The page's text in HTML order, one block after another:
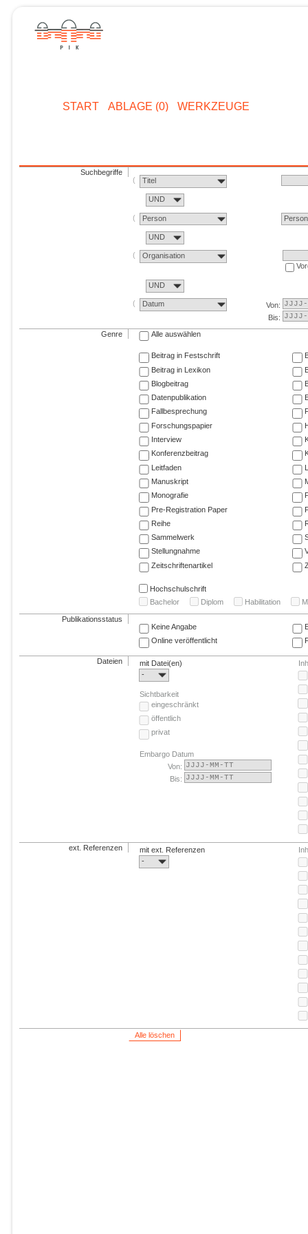
START ABLAGE (0) WERKZEUGE
Suchbegriffe
Titel
UND
Person Person
UND
Organisation
UND
Datum
Von:
Bis:
Genre Alle auswählen
Beitrag in Festschrift
Beitrag in Lexikon
Blogbeitrag
Datenpublikation
Fallbesprechung
Forschungspapier
Interview
Konferenzbeitrag
Leitfaden
Manuskript
Monografie
Pre-Registration Paper
Reihe
Sammelwerk
Stellungnahme
Zeitschriftenartikel
Hochschulschrift
Bachelor
Diplom Habilitation
Publikationsstatus
Keine Angabe
Online veröffentlicht
Dateien
mit Datei(en)
-
Sichtbarkeit
eingeschränkt
öffentlich
privat
Embargo Datum
Von:
Bis:
ext. Referenzen
mit ext. Referenzen
-